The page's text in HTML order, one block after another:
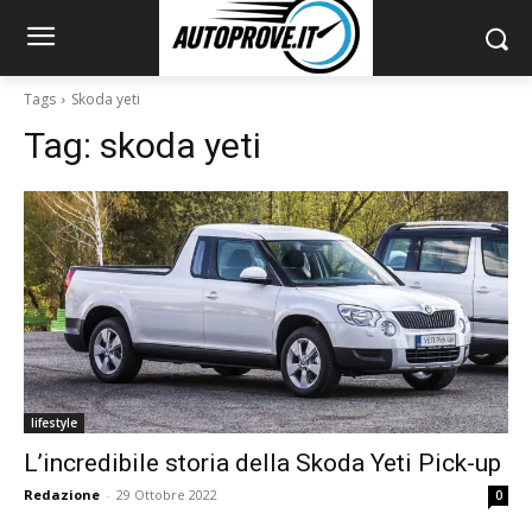
Tags Skoda yeti
Tag: skoda yeti
lifestyle
L’incredibile storia della Skoda Yeti Pick-up
Redazione - 29 Ottobre 2022 0